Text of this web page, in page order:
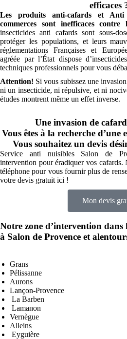
efficaces
Les produits anti-cafards et
commerces sont inefficaces
insecticides anti cafards sont sous-
protéger les populations, et leurs
réglementations Françaises et
agréée par l’État dispose
techniques professionnels pour vous
Attention! Si vous subissez une
ni un insecticide, ni répulsive, et ni
études montrent même un effet inverse.
Une invasion de
Vous êtes à la recherche
Vous souhaitez un devis
Service anti nuisibles Salon de
intervention pour éradiquer vos cafards.
téléphone pour vous fournir plus de
votre devis gratuit ici !
Mon devis
Notre zone d’intervention dans
à Salon de Provence et
Grans
Pélissanne
Aurons
Lançon-Provence
La Barben
Lamanon
Vernègue
Alleins
Eyguière